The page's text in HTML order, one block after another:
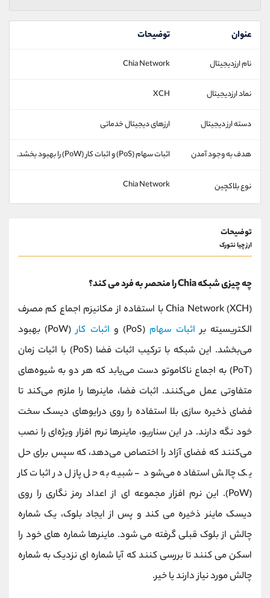
عنوان توضیحات
نام ارزدیجیتال Chia Network
نماد ارزدیجیتال XCH
دسته ارز دیجیتال ارزهای دیجیتال خدماتی
هدف به وجود آمدن اثبات سهام (PoS) و اثبات کار (PoW) را بهبود بخشد.
نوع بلاکچین Chia Network
توضیحات
ارز چیا نتورک
چه چیزی شبکه Chia را منحصر به فرد می کند؟
Chia Network (XCH) با استفاده از مکانیزم اجماع کم مصرف
الکتریسیته بر اثبات سهام (PoS) و اثبات کار
(PoW) بهبود
می‌بخشد. این شبکه با ترکیب اثبات فضا (PoS) با اثبات زمان
(PoT) به اجماع ناکاموتو دست می‌یابد که هر دو به شیوه‌های
متفاوتی عمل می‌کنند. اثبات فضا، ماینرها را ملزم می‌کند تا
فضای ذخیره‌ سازی بلا استفاده را روی درایوهای دیسک سخت
خود نگه دارند. در این سناریو، ماینرها نرم‌ افزار ویژه‌ای را نصب
می‌کنند که فضای آزاد را اختصاص می‌دهد، که سپس برای حل
یک چالش استفاده می‌شود - شبیه به حل پازل در اثبات کار
(PoW). این نرم افزار مجموعه ای از اعداد رمز نگاری را روی
دیسک ماینر ذخیره می کند و پس از ایجاد بلوک، یک شماره
چالش از بلوک قبلی گرفته می شود. ماینرها شماره های خود را
اسکن می کنند تا بررسی کنند که آیا شماره ای نزدیک به شماره
چالش مورد نیاز دارند یا خیر.